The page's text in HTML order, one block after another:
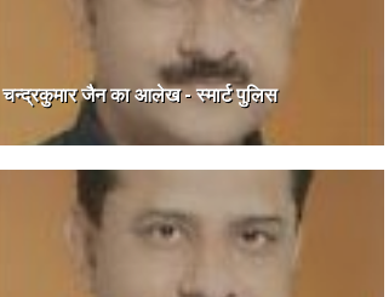
चन्द्रकुमार जैन का आलेख - स्मार्ट पुलिस